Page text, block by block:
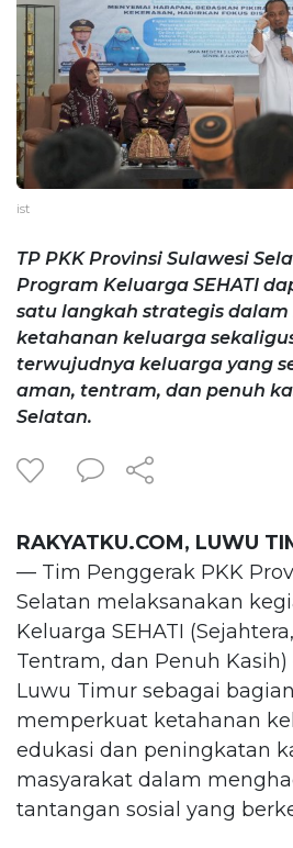
ist
TP PKK Provinsi Sulawesi
Program Keluarga SEHATI
satu langkah strategis
ketahanan keluarga
terwujudnya keluarga yang
aman, tentram, dan penuh
Selatan.
RAKYATKU.COM, LUWU
— Tim Penggerak PKK
Selatan melaksanakan
Keluarga SEHATI
Tentram, dan Penuh
Luwu Timur sebagai
memperkuat ketahanan
edukasi dan peningkatan
masyarakat dalam
tantangan sosial yang